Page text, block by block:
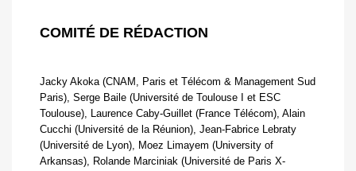
COMITÉ DE RÉDACTION
Jacky Akoka (CNAM, Paris et Télécom & Management Sud
Paris), Serge Baile (Université de Toulouse I et ESC
Toulouse), Laurence Caby-Guillet (France Télécom), Alain
Cucchi (Université de la Réunion), Jean-Fabrice Lebraty
(Université de Lyon), Moez Limayem (University of
Arkansas), Rolande Marciniak (Université de Paris X-